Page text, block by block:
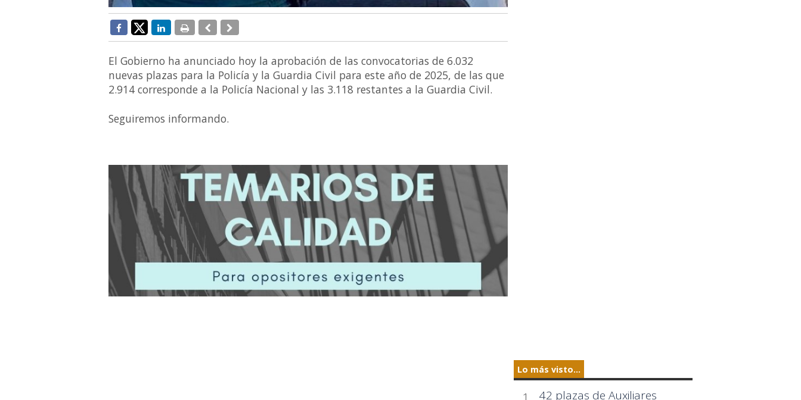
El Gobierno ha anunciado hoy la aprobación de las convocatorias de 6.032
nuevas plazas para la Policía y la Guardia Civil para este año de 2025, de las que
2.914 corresponde a la Policía Nacional y las 3.118 restantes a la Guardia Civil.
Seguiremos informando.
Lo más visto...
42 plazas de Auxiliares